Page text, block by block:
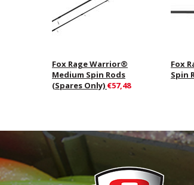
Fox Rage Warrior®
Medium Spin Rods
(Spares Only) €57,48
Fox
Spin